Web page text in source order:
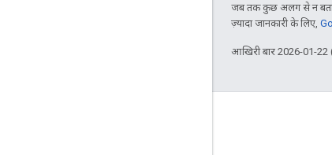
जब तक कुछ अलग से न
ज़्यादा जानकारी के लिए,
आखिरी बार 2026-01-22